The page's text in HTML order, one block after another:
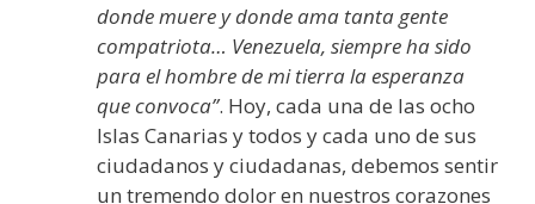
donde muere y donde ama tanta gente
compatriota… Venezuela, siempre ha sido
para el hombre de mi tierra la esperanza
que convoca”. Hoy, cada una de las ocho
Islas Canarias y todos y cada uno de sus
ciudadanos y ciudadanas, debemos sentir
un tremendo dolor en nuestros corazones